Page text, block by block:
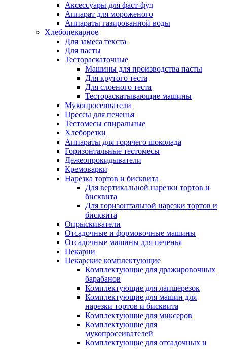
Аксессуары для фаст-фуд
Аппарат для мороженого
Аппараты газированной воды
Хлебопекарное
Для замеса текста
Для пасты
Тестораскаточные
Машины для производства пасты
Для крутого теста
Для слоеного теста
Тестораскатывающие машины
Мукопросеиватели
Прессы для печенья
Тестомесы спиральные
Хлеборезки
Аппараты для горячего шоколада
Горизонтальные тестомесы
Дежеопрокидыватели
Кремоварки
Нарезка тортов и бисквита
Для вертикальной нарезки тортов и
бисквита
Для горизонтальной нарезки тортов и
бисквита
Опрыскиватели
Отсадочные и формовочные машины
Отсадочные машины для печенья
Пекарни
Пекарские комплектующие
Комплектующие для дражировочных
барабанов
Комплектующие для лапшерезок
Комплектующие для машин для
нарезки тортов и бисквита
Комплектующие для миксеров
Комплектующие для
мукопросеивателей
Комплектующие для отсадочных и